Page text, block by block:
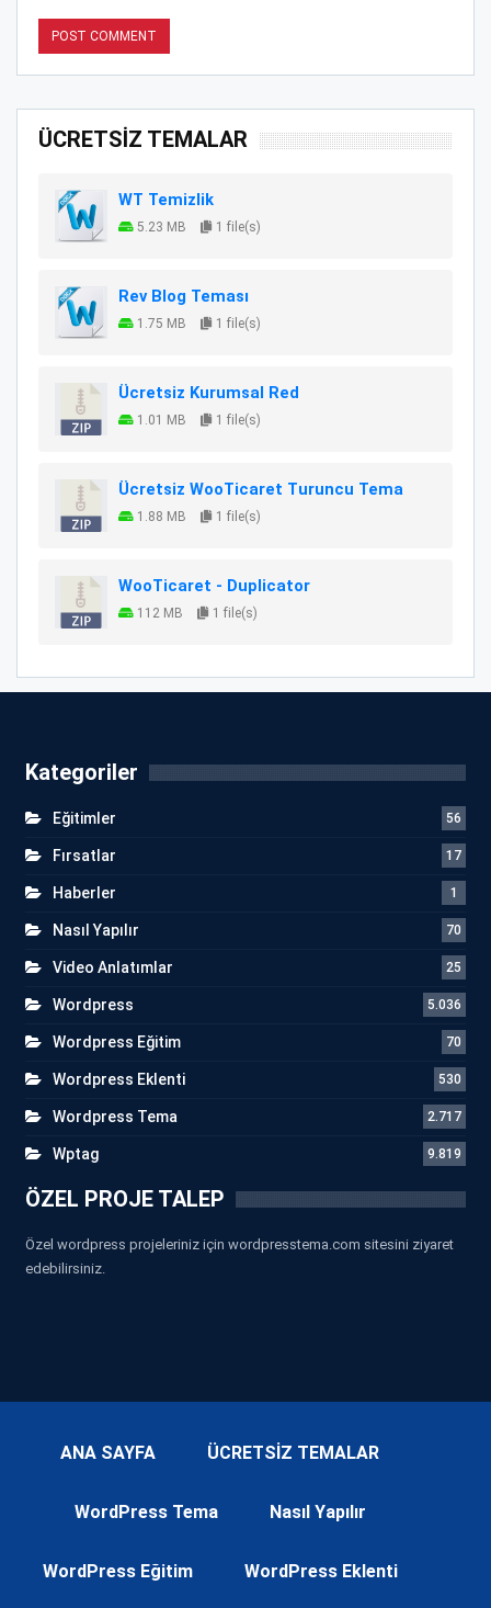
ÜCRETSİZ TEMALAR
WT Temizlik
5.23 MB 1 file(s)
Rev Blog Teması
1.75 MB 1 file(s)
Ücretsiz Kurumsal Red
1.01 MB 1 file(s)
Ücretsiz WooTicaret Turuncu Tema
1.88 MB 1 file(s)
WooTicaret - Duplicator
112 MB 1 file(s)
Kategoriler
Eğitimler 56
Fırsatlar 17
Haberler 1
Nasıl Yapılır 70
Video Anlatımlar 25
Wordpress 5.036
Wordpress Eğitim 70
Wordpress Eklenti 530
Wordpress Tema 2.717
Wptag 9.819
ÖZEL PROJE TALEP
Özel wordpress projeleriniz için wordpresstema.com sitesini ziyaret
edebilirsiniz.
ANA SAYFA ÜCRETSİZ TEMALAR
WordPress Tema Nasıl Yapılır
WordPress Eğitim WordPress Eklenti